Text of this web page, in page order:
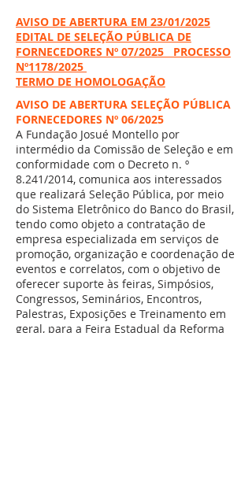
AVISO DE ABERTURA EM 23/01/2025
EDITAL DE SELEÇÃO PÚBLICA DE
FORNECEDORES Nº 07/2025 PROCESSO
Nº1178/2025
TERMO DE HOMOLOGAÇÃO
AVISO DE ABERTURA SELEÇÃO PÚBLICA
FORNECEDORES Nº 06/2025
A Fundação Josué Montello por
intermédio da Comissão de Seleção e em
conformidade com o Decreto n. º
8.241/2014, comunica aos interessados
que realizará Seleção Pública, por meio
do Sistema Eletrônico do Banco do Brasil,
tendo como objeto a contratação de
empresa especializada em serviços de
promoção, organização e coordenação de
eventos e correlatos, com o objetivo de
oferecer suporte às feiras, Simpósios,
Congressos, Seminários, Encontros,
Palestras, Exposições e Treinamento em
geral, para a Feira Estadual da Reforma